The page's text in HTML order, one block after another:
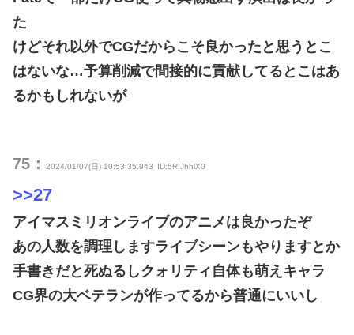
た
けどそれ以外でCGだからこそ良かったと思うとこ
はないな…予算削減で間接的に貢献してるとこはあ
るかもしれないが
75： 2024/01/07(日) 10:53:35.943 ID:5RIJhhlX0
>>27
アイマスミリオンライブのアニメは良かったぞ
あの人数を調理しますライブシーンもやりますとか
手書きだと死ぬるしクォリティ自体も萌えキャラ
CG界の大ベテランが作ってるから普通にいいし